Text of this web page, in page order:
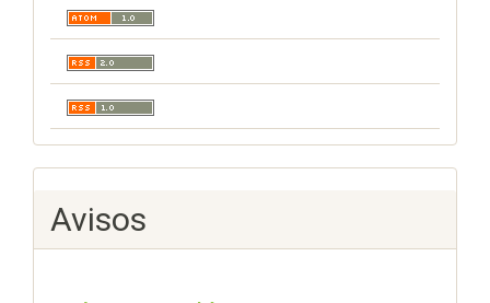
Avisos